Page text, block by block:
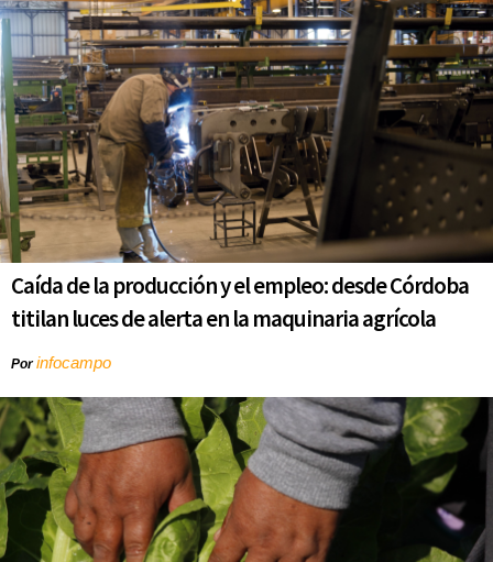
Caída de la producción y el empleo: desde Córdoba
titilan luces de alerta en la maquinaria agrícola
Porinfocampo